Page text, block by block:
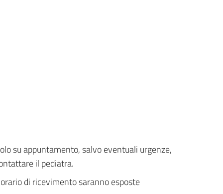
su appuntamento, salvo eventuali urgenze,
il pediatra.
di ricevimento saranno esposte